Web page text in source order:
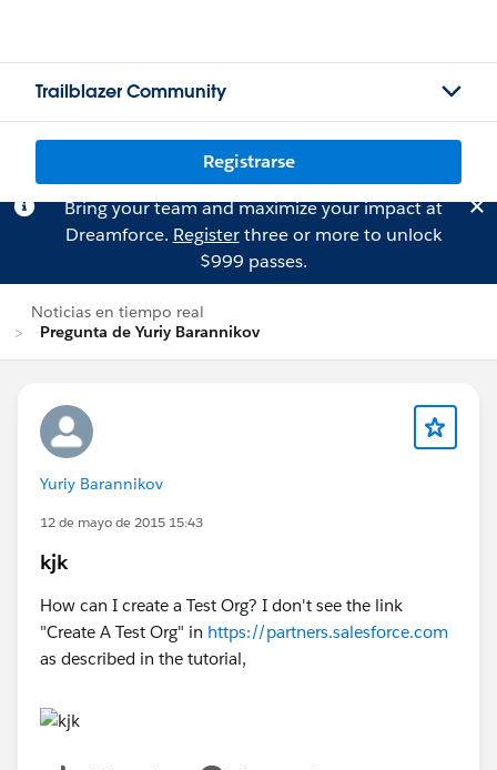
Trailblazer Community
Registrarse
Bring your team and maximize your impact at
Dreamforce. Registerthree or more to unlock
$999 passes.
Noticias en tiempo real
Pregunta de Yuriy Barannikov
Yuriy Barannikov
12 de mayo de 2015 15:43
kjk
How can I create a Test Org? I don't see the link
"Create A Test Org" in https://partners.salesforce.com
as described in the tutorial,